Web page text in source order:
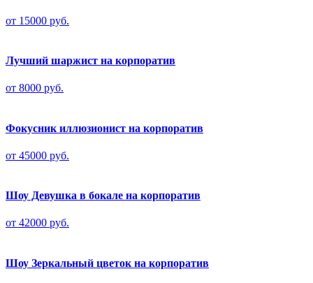
от 15000 руб.
Лучший шаржист на корпоратив
от 8000 руб.
Фокусник иллюзионист на корпоратив
от 45000 руб.
Шоу Девушка в бокале на корпоратив
от 42000 руб.
Шоу Зеркальный цветок на корпоратив